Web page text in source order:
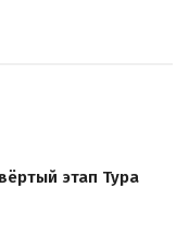
этап Тура